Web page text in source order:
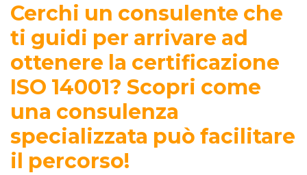
Cerchi un consulente che
ti guidi per arrivare ad
ottenere la certificazione
ISO 14001? Scopri come
una consulenza
specializzata può facilitare
il percorso!